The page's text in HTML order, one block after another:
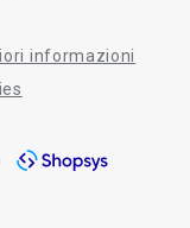
informazioni